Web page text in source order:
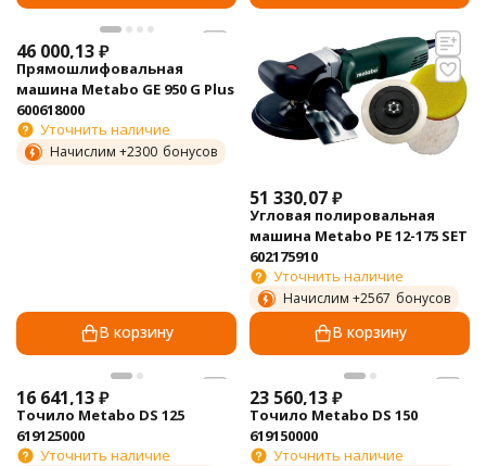
46 000,13₽
Прямошлифовальная
машина Metabo GE 950 G Plus
600618000
Уточнить наличие
Начислим +2300 бонусов
В корзину
51 330,07₽
Угловая полировальная
машина Metabo PE 12-175 SET
602175910
Уточнить наличие
Начислим +2567 бонусов
В корзину
16 641,13₽
Точило Metabo DS 125
619125000
Уточнить наличие
23 560,13₽
Точило Metabo DS 150
619150000
Уточнить наличие